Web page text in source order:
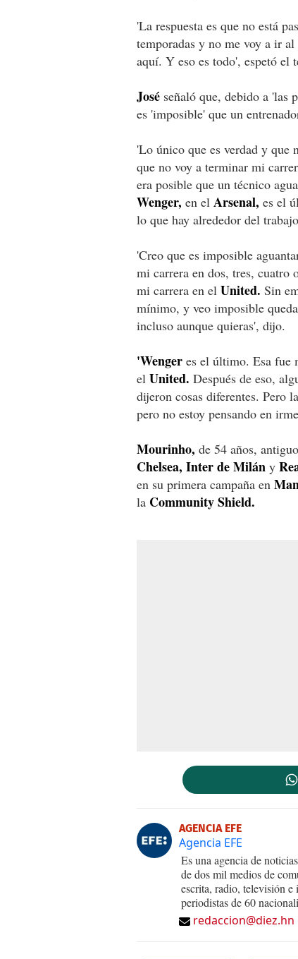
'La respuesta es que no está
temporadas y no me voy a ir
aquí. Y eso es todo', espetó el
José señaló que, debido a 'las
es 'imposible' que un
'Lo único que es verdad y que
que no voy a terminar mi
era posible que un técnico
Wenger, en el Arsenal, es el
lo que hay alrededor del
'Creo que es imposible
mi carrera en dos, tres, cuatro
mi carrera en el United. Sin
mínimo, y veo imposible
incluso aunque quieras', dijo.
'Wenger es el último. Esa fue
el United. Después de eso,
dijeron cosas diferentes. Pero
pero no estoy pensando en
Mourinho, de 54 años,
Chelsea, Inter de Milán y
en su primera campaña en
la Community Shield.
AGENCIA EFE
Agencia EFE
Es una agencia de
de dos mil medios de
escrita, radio, televisión e
periodistas de 60
redaccion@diez.hn